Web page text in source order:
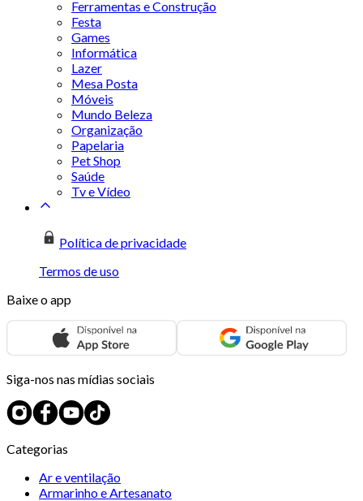
Ferramentas e Construção
Festa
Games
Informática
Lazer
Mesa Posta
Móveis
Mundo Beleza
Organização
Papelaria
Pet Shop
Saúde
Tv e Vídeo
Política de privacidade
Termos de uso
Baixe o app
Siga-nos nas mídias sociais
Categorias
Ar e ventilação
Armarinho e Artesanato